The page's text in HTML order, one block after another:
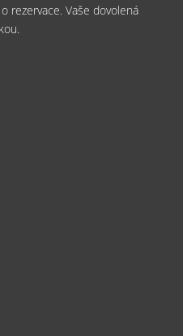
rezervace. Vaše dovolená